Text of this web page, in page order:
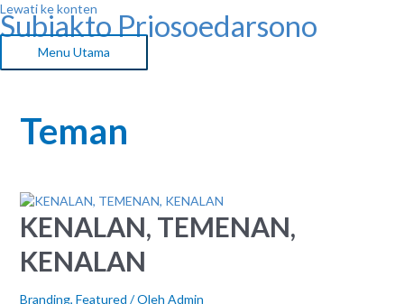
Lewati ke konten
Subiakto Priosoedarsono
Menu Utama
Teman
KENALAN, TEMENAN,
KENALAN
Branding, Featured / Oleh Admin